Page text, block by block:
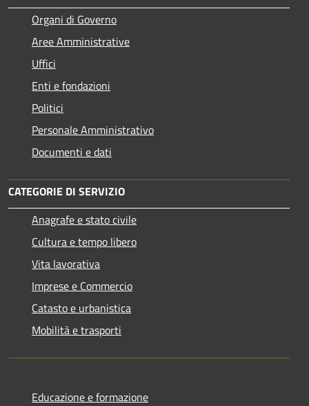
Organi di Governo
Aree Amministrative
Uffici
Enti e fondazioni
Politici
Personale Amministrativo
Documenti e dati
CATEGORIE DI SERVIZIO
Anagrafe e stato civile
Cultura e tempo libero
Vita lavorativa
Imprese e Commercio
Catasto e urbanistica
Mobilità e trasporti
Educazione e formazione